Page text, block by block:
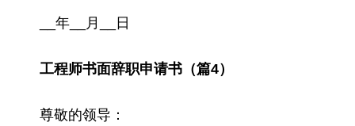
__年__月__日
工程师书面辞职申请书（篇4）
尊敬的领导：